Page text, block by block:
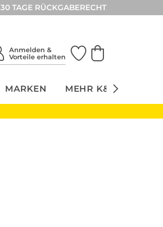
30 TAGE RÜCKGABERECHT
Anmelden &
Vorteile erhalten
MARKEN MEHR K&Ö